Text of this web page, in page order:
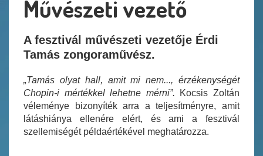
Művészeti vezető
A fesztivál művészeti vezetője Érdi
Tamás zongoraművész.
„Tamás olyat hall, amit mi nem..., érzékenységét
Chopin-i mértékkel lehetne mérni”. Kocsis Zoltán
véleménye bizonyíték arra a teljesítményre, amit
látáshiánya ellenére elért, és ami a fesztivál
szellemiségét példaértékével meghatározza.
GALÉRIA